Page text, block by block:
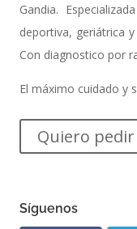
Gandia.
deportiva, geriátrica
Con diagnostico por
El máximo cuidado y
Quiero
Síguenos